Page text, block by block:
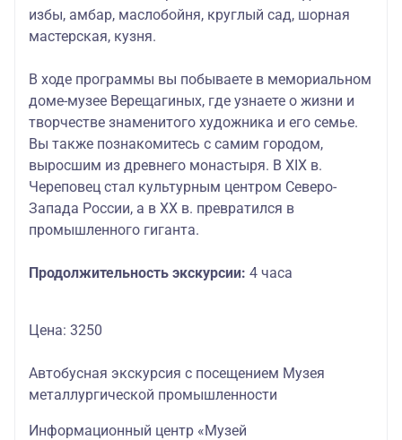
избы, амбар, маслобойня, круглый сад, шорная
мастерская, кузня.
В ходе программы вы побываете в мемориальном
доме-музее Верещагиных, где узнаете о жизни и
творчестве знаменитого художника и его семье.
Вы также познакомитесь с самим городом,
выросшим из древнего монастыря. В XIX в.
Череповец стал культурным центром Северо-
Запада России, а в XX в. превратился в
промышленного гиганта.
Продолжительность экскурсии: 4 часа
Цена: 3250
Автобусная экскурсия с посещением Музея
металлургической промышленности
Информационный центр «Музей